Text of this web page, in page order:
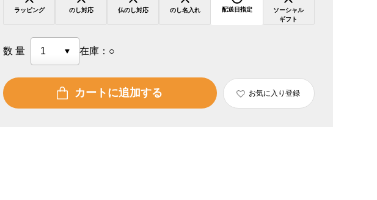
ラッピング のし対応 仏のし対応 のし名入れ 配送日指定
ソーシャル
ギフト
数量 在庫： ○
カートに追加する お気に入り登録